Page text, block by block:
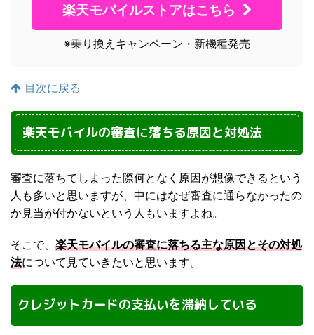
楽天モバイルストアはこちら
※乗り換えキャンペーン・新機種発売
目次に戻る
楽天モバイルの審査に落ちる原因と対処法
審査に落ちてしまった際何となく原因が想像できるという
人も多いと思いますが、中にはなぜ審査に通らなかったの
か見当が付かないという人もいますよね。
そこで、 楽天モバイルの審査に落ちる主な原因とその対処
法について見ていきたいと思います。
クレジットカードの支払いを滞納している